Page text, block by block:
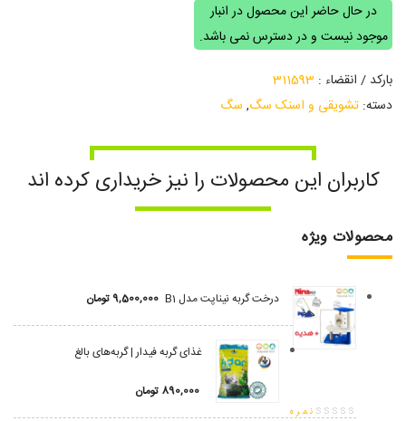
در حال حاضر این محصول در انبار
موجود نیست و در دسترس نمی باشد.
بارکد / انقضاء : 311593
دسته:تشویقی و اسنک سگ, سگ
کاربران این محصولات را نیز خریداری کرده اند
محصولات ویژه
درخت گربه نیناپت مدل B1 9,500,000 تومان
غذای گربه فیدار | گربه‌های بالغ
نمره
890,000 تومان